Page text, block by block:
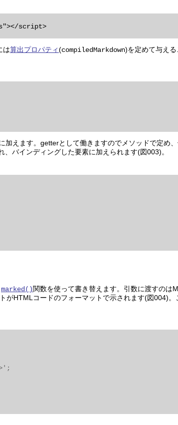
は算出プロパティ(compiledMarkdown)を定めて与える
加えます。getterとして働きますのでメソッドで定め
バインディングした要素に加えられます(図003)。
marked()関数を使って書き替えます。引数に渡すのは
がHTMLコードのフォーマットで示されます(図004)。